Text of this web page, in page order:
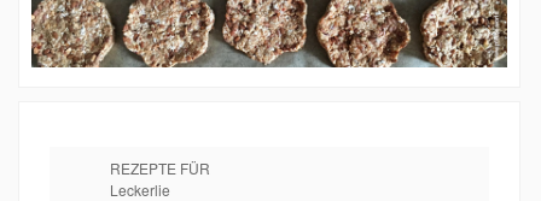
REZEPTE FÜR
Leckerlie